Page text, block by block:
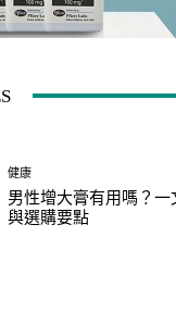
健康
男性增大膏有用嗎？
與選購要點